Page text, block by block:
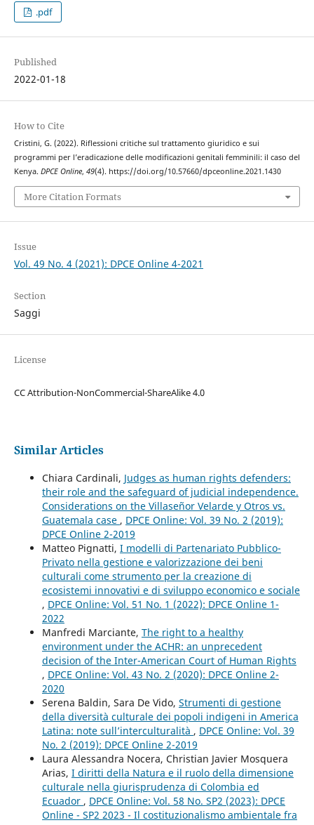
.pdf
Published
2022-01-18
How to Cite
Cristini, G. (2022). Riflessioni critiche sul trattamento giuridico e sui
programmi per l’eradicazione delle modificazioni genitali femminili: il caso del
Kenya. DPCE Online, 49(4). https://doi.org/10.57660/dpceonline.2021.1430
More Citation Formats
Issue
Vol. 49 No. 4 (2021): DPCE Online 4-2021
Section
Saggi
License
CC Attribution-NonCommercial-ShareAlike 4.0
Similar Articles
Chiara Cardinali, Judges as human rights defenders:
their role and the safeguard of judicial independence.
Considerations on the Villaseñor Velarde y Otros vs.
Guatemala case , DPCE Online: Vol. 39 No. 2 (2019):
DPCE Online 2-2019
Matteo Pignatti, I modelli di Partenariato Pubblico-
Privato nella gestione e valorizzazione dei beni
culturali come strumento per la creazione di
ecosistemi innovativi e di sviluppo economico e sociale
, DPCE Online: Vol. 51 No. 1 (2022): DPCE Online 1-
2022
Manfredi Marciante, The right to a healthy
environment under the ACHR: an unprecedent
decision of the Inter-American Court of Human Rights
, DPCE Online: Vol. 43 No. 2 (2020): DPCE Online 2-
2020
Serena Baldin, Sara De Vido, Strumenti di gestione
della diversità culturale dei popoli indigeni in America
Latina: note sull’interculturalità , DPCE Online: Vol. 39
No. 2 (2019): DPCE Online 2-2019
Laura Alessandra Nocera, Christian Javier Mosquera
Arias, I diritti della Natura e il ruolo della dimensione
culturale nella giurisprudenza di Colombia ed
Ecuador , DPCE Online: Vol. 58 No. SP2 (2023): DPCE
Online - SP2 2023 - Il costituzionalismo ambientale fra